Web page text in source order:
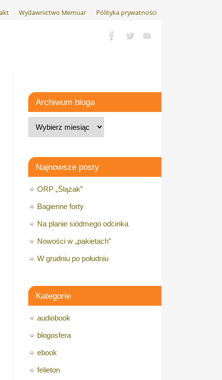
Wydawnictwo Memuar Polityka prywatności
Archiwum bloga
Najnowsze posty
ORP „Ślązak”
Bagienne forty
Na planie siódmego odcinka
Nowości w „pakietach”
W grudniu po południu
Kategorie
audiobook
blogosfera
ebook
felieton